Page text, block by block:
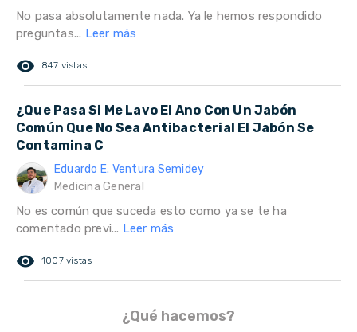
No pasa absolutamente nada. Ya le hemos respondido
preguntas... Leer más
remove_red_eye 847 vistas
¿Que Pasa Si Me Lavo El Ano Con Un Jabón
Común Que No Sea Antibacterial El Jabón Se
Contamina C
Eduardo E. Ventura Semidey
Medicina General
No es común que suceda esto como ya se te ha
comentado previ... Leer más
remove_red_eye 1007 vistas
¿Qué hacemos?